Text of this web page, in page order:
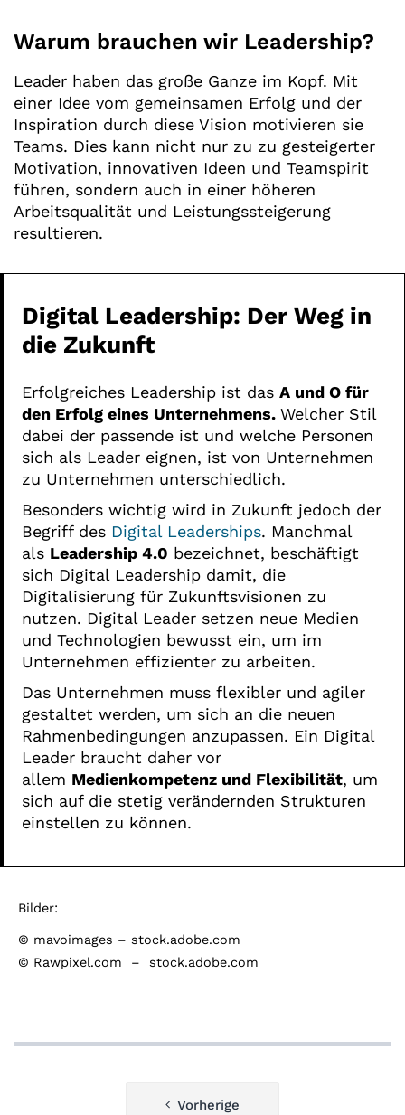
Warum brauchen wir Leadership?
Leader haben das große Ganze im Kopf. Mit
einer Idee vom gemeinsamen Erfolg und der
Inspiration durch diese Vision motivieren sie
Teams. Dies kann nicht nur zu zu gesteigerter
Motivation, innovativen Ideen und Teamspirit
führen, sondern auch in einer höheren
Arbeitsqualität und Leistungssteigerung
resultieren.
Digital Leadership: Der Weg in
die Zukunft
Erfolgreiches Leadership ist das A und O für
den Erfolg eines Unternehmens. Welcher Stil
dabei der passende ist und welche Personen
sich als Leader eignen, ist von Unternehmen
zu Unternehmen unterschiedlich.
Besonders wichtig wird in Zukunft jedoch der
Begriff des Digital Leaderships. Manchmal
als Leadership 4.0 bezeichnet, beschäftigt
sich Digital Leadership damit, die
Digitalisierung für Zukunftsvisionen zu
nutzen. Digital Leader setzen neue Medien
und Technologien bewusst ein, um im
Unternehmen effizienter zu arbeiten.
Das Unternehmen muss flexibler und agiler
gestaltet werden, um sich an die neuen
Rahmenbedingungen anzupassen. Ein Digital
Leader braucht daher vor
allem Medienkompetenz und Flexibilität, um
sich auf die stetig verändernden Strukturen
einstellen zu können.
Bilder:
© mavoimages – stock.adobe.com
© Rawpixel.com – stock.adobe.com
Beitragsnavigation
Vorherige